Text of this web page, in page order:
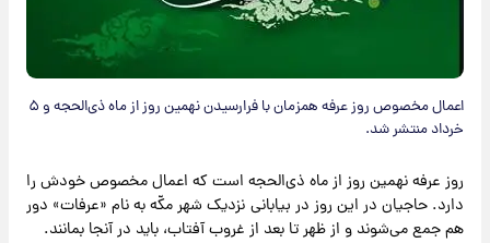
اعمال مخصوص روز عرفه همزمان با فرارسیدن نهمین روز از ماه ذی‌الحجه و ۵
خرداد منتشر شد.
روز عرفه نهمین روز از ماه ذی‌الحجه است که اعمال مخصوص خودش را
دارد. حاجیان در این روز در بیابانی نزدیک شهر مکّه به نام «عرفات» دور
هم جمع می‌شوند و از ظهر تا بعد از غروب آفتاب، باید در آنجا بمانند.